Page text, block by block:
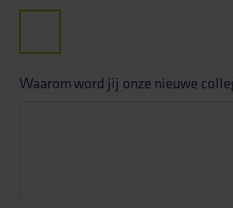
Waarom word jij onze nieuwe